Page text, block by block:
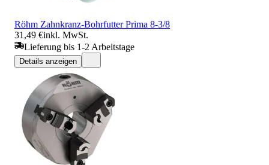
Röhm Zahnkranz-Bohrfutter Prima 8-3/8
31,49 €inkl. MwSt.
Lieferung bis 1-2 Arbeitstage
Details anzeigen